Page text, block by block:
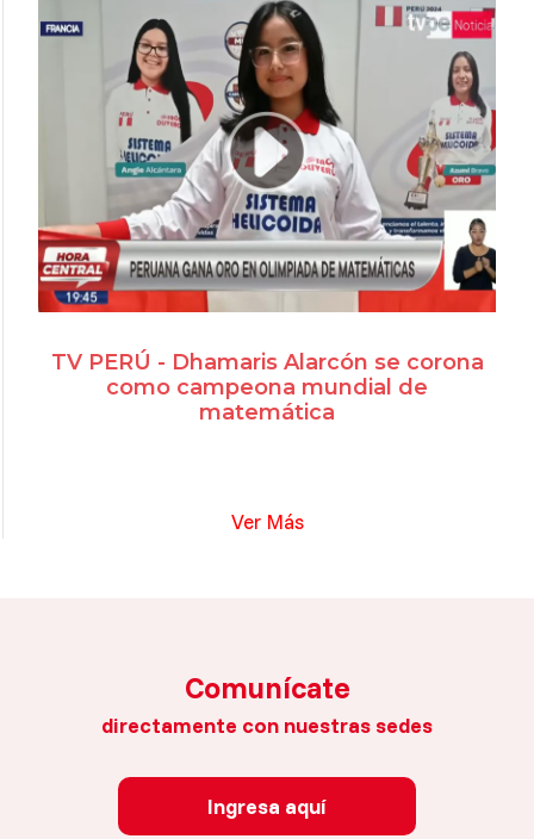
TV PERÚ - Dhamaris Alarcón se corona
como campeona mundial de
matemática
Ver Más
Comunícate
directamente con nuestras sedes
Ingresa aquí